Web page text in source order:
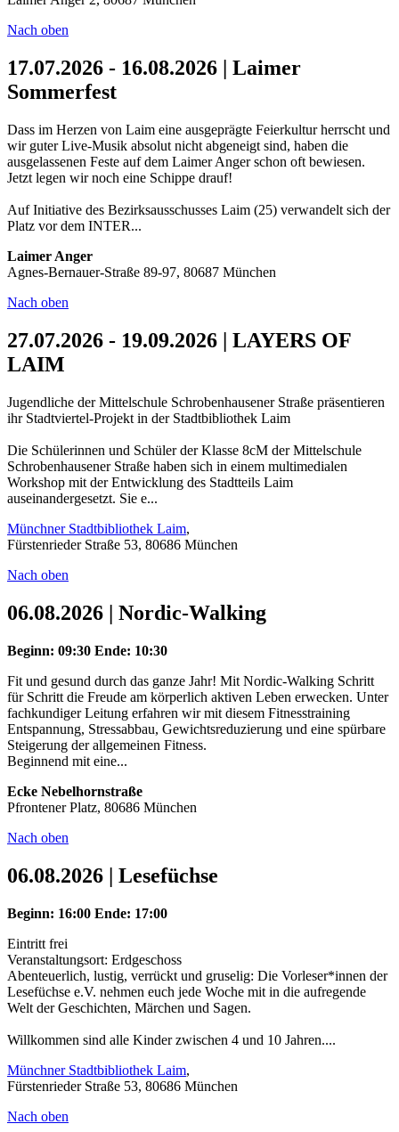
Nach oben
17.07.2026 - 16.08.2026 | Laimer
Sommerfest
Dass im Herzen von Laim eine ausgeprägte Feierkultur herrscht und
wir guter Live-Musik absolut nicht abgeneigt sind, haben die
ausgelassenen Feste auf dem Laimer Anger schon oft bewiesen.
Jetzt legen wir noch eine Schippe drauf!
Auf Initiative des Bezirksausschusses Laim (25) verwandelt sich der
Platz vor dem INTER...
Laimer Anger
Agnes-Bernauer-Straße 89-97, 80687 München
Nach oben
27.07.2026 - 19.09.2026 | LAYERS OF
LAIM
Jugendliche der Mittelschule Schrobenhausener Straße präsentieren
ihr Stadtviertel-Projekt in der Stadtbibliothek Laim
Die Schülerinnen und Schüler der Klasse 8cM der Mittelschule
Schrobenhausener Straße haben sich in einem multimedialen
Workshop mit der Entwicklung des Stadtteils Laim
auseinandergesetzt. Sie e...
Münchner Stadtbibliothek Laim,
Fürstenrieder Straße 53, 80686 München
Nach oben
06.08.2026 | Nordic-Walking
Beginn: 09:30 Ende: 10:30
Fit und gesund durch das ganze Jahr! Mit Nordic-Walking Schritt
für Schritt die Freude am körperlich aktiven Leben erwecken. Unter
fachkundiger Leitung erfahren wir mit diesem Fitnesstraining
Entspannung, Stressabbau, Gewichtsreduzierung und eine spürbare
Steigerung der allgemeinen Fitness.
Beginnend mit eine...
Ecke Nebelhornstraße
Pfrontener Platz, 80686 München
Nach oben
06.08.2026 | Lesefüchse
Beginn: 16:00 Ende: 17:00
Eintritt frei
Veranstaltungsort: Erdgeschoss
Abenteuerlich, lustig, verrückt und gruselig: Die Vorleser*innen der
Lesefüchse e.V. nehmen euch jede Woche mit in die aufregende
Welt der Geschichten, Märchen und Sagen.
Willkommen sind alle Kinder zwischen 4 und 10 Jahren....
Münchner Stadtbibliothek Laim,
Fürstenrieder Straße 53, 80686 München
Nach oben